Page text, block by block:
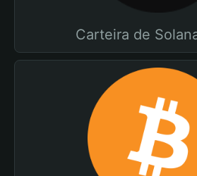
Carteira de